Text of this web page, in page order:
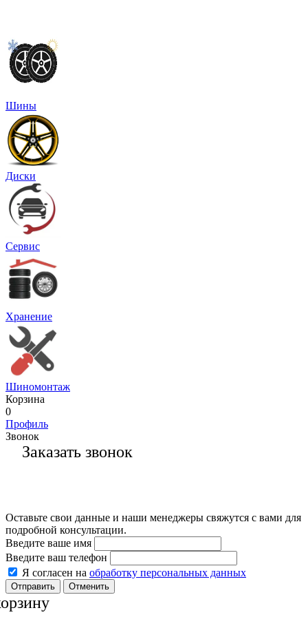
Шины
Диски
Сервис
Хранение
Шиномонтаж
Корзина
0
Профиль
Звонок
Заказать звонок
Оставьте свои данные и наши менеджеры свяжутся с вами для
подробной консультации.
Введите ваше имя
Введите ваш телефон
Я согласен на обработку персональных данных
Отменить